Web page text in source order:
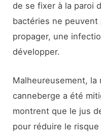
de se fixer à la paroi
bactéries ne
propager, une
développer.
Malheureusement,
canneberge a été
montrent que le jus
pour réduire le